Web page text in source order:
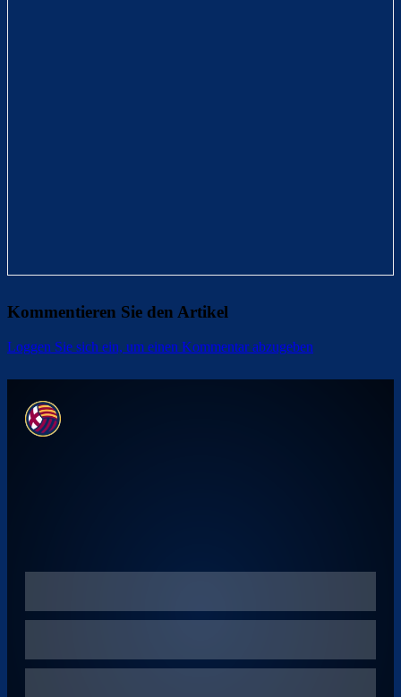
Kommentieren Sie den Artikel
Loggen Sie sich ein, um einen Kommentar abzugeben